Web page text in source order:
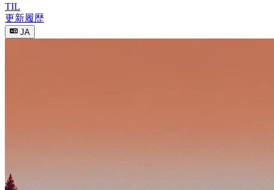
TIL
更新履歴
JA